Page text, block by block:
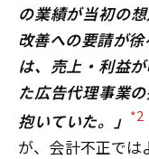
の業績が当初の
改善への要請が
は、売上・利益
た広告代理事業
抱いていた。」 *2
が、会計不正では